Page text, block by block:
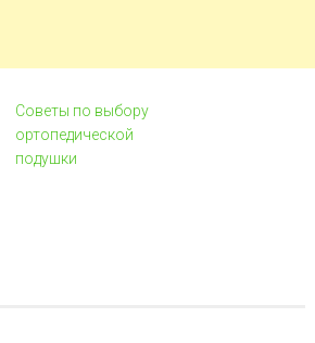
Советы по выбору
ортопедической
подушки